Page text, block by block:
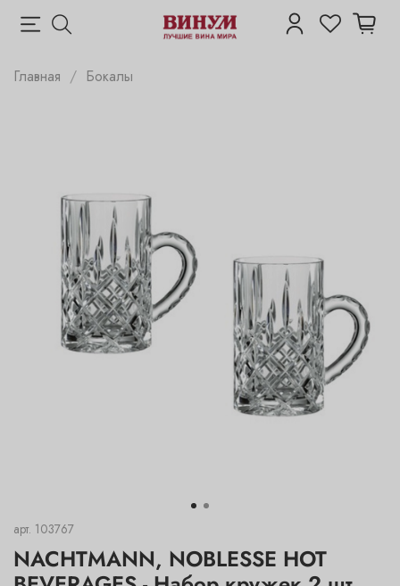
Главная Бокалы
арт. 103767
NACHTMANN, NOBLESSE HOT